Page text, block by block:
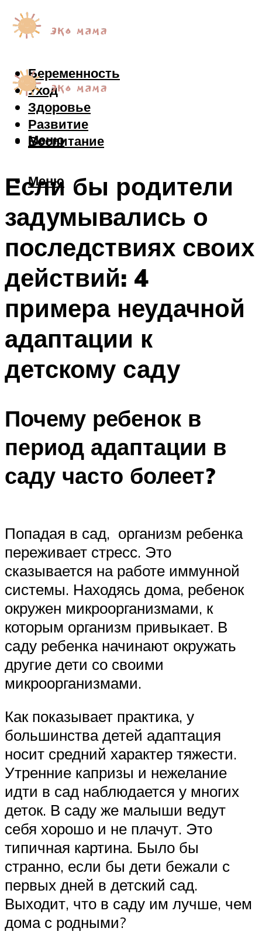
Беременность
Уход
Здоровье
Развитие
Воспитание
Меню
Меню
Если бы родители
задумывались о
последствиях своих
действий: 4
примера неудачной
адаптации к
детскому саду
Почему ребенок в
период адаптации в
саду часто болеет?
Попадая в сад, организм ребенка
переживает стресс. Это
сказывается на работе иммунной
системы. Находясь дома, ребенок
окружен микроорганизмами, к
которым организм привыкает. В
саду ребенка начинают окружать
другие дети со своими
микроорганизмами.
Как показывает практика, у
большинства детей адаптация
носит средний характер тяжести.
Утренние капризы и нежелание
идти в сад наблюдается у многих
деток. В саду же малыши ведут
себя хорошо и не плачут. Это
типичная картина. Было бы
странно, если бы дети бежали с
первых дней в детский сад.
Выходит, что в саду им лучше, чем
дома с родными?